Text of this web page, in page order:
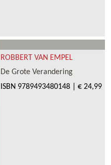
ROBBERT VAN EMPEL
De Grote Verandering
ISBN 9789493480148 € 24,99